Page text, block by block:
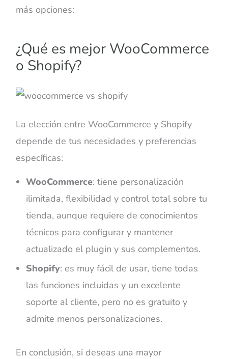
más opciones:
¿Qué es mejor WooCommerce
o Shopify?
La elección entre WooCommerce y Shopify
depende de tus necesidades y preferencias
específicas:
WooCommerce: tiene personalización
ilimitada, flexibilidad y control total sobre tu
tienda, aunque requiere de conocimientos
técnicos para configurar y mantener
actualizado el plugin y sus complementos.
Shopify: es muy fácil de usar, tiene todas
las funciones incluidas y un excelente
soporte al cliente, pero no es gratuito y
admite menos personalizaciones.
En conclusión, si deseas una mayor